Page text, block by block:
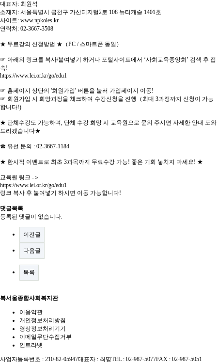
대표자: 최원석
소재지: 서울특별시 금천구 가산디지털2로 108 뉴티캐슬 1401호
사이트: www.npkoles.kr
연락처: 02-3667-3508
★ 무료강의 신청방법 ★（PC / 스마트폰 동일）
☞ 아래의 링크를 복사/붙여넣기 하거나 포털사이트에서 ‘사회교육중앙회’ 검색 후 접
속!
https://www.lei.or.kr/go/edu1
☞ 홈페이지 상단의 '회원가입' 버튼을 눌러 가입페이지 이동!
☞ 회원가입 시 희망과정을 체크하여 수강신청을 진행（최대 3과정까지 신청이 가능
합니다!)
★ 단체수강도 가능하며, 단체 수강 희망 시 교육원으로 문의 주시면 자세한 안내 도와
드리겠습니다★
☎ 유선 문의 : 02-3667-1184
★ 한시적 이벤트로 최초 3과목까지 무료수강 가능! 좋은 기회 놓치지 마세요! ★
교육원 링크 -＞
https://www.lei.or.kr/go/edu1
링크 복사 후 붙여넣기 하시면 이동 가능합니다!
댓글목록
등록된 댓글이 없습니다.
이전글
다음글
목록
북서울종합사회복지관
이용약관
개인정보처리방침
영상정보처리기기
이메일무단수집거부
인트라넷
사업자등록번호 : 210-82-05947대표자 : 최명TEL : 02-987-5077FAX : 02-987-5051